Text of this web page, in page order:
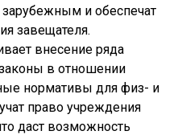
зарубежным и обеспечат
завещателя.
внесение ряда
в отношении
нормативы для физ- и
право учреждения
даст возможность